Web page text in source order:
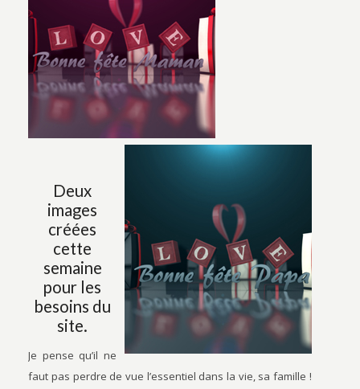
Deux
images
créées
cette
semaine
pour les
besoins du
site.
Je pense qu’il ne
faut pas perdre de vue l’essentiel dans la vie, sa famille !